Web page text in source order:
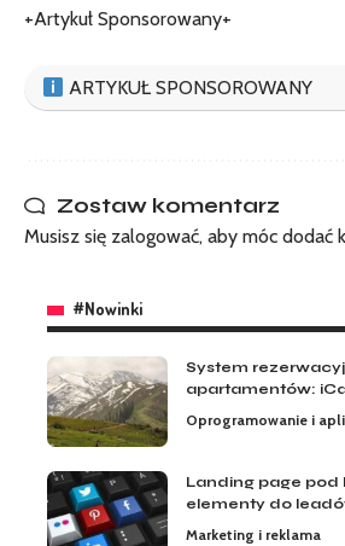
+Artykuł Sponsorowany+
ARTYKUŁ SPONSOROWANY
Zostaw komentarz
Musisz się zalogować, aby móc dodać
#Nowinki
System
apartamentów:
Oprogramowanie i
Landing page pod
elementy do
Marketing i reklama